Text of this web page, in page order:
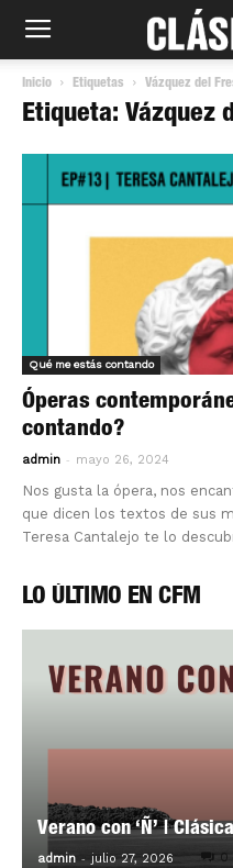
Inicio Etiquetas Vázquez del
Etiqueta: Vázquez
Qué me estás contando
Óperas
contando?
admin - mayo 26, 2024
Nos gusta la ópera, nos
que dicen los textos de sus
Teresa Cantalejo te lo
LO ÚLTIMO EN CFM
Verano con ‘Ñ’ | Clásica
admin - julio 27, 2026 0